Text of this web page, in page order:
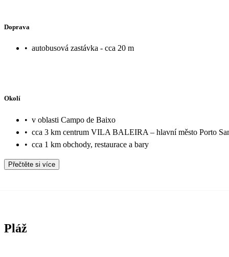
Doprava
• autobusová zastávka - cca 20 m
Okolí
• v oblasti Campo de Baixo
• cca 3 km centrum VILA BALEIRA – hlavní město Porto
• cca 1 km obchody, restaurace a bary
Přečtěte si více
Pláž